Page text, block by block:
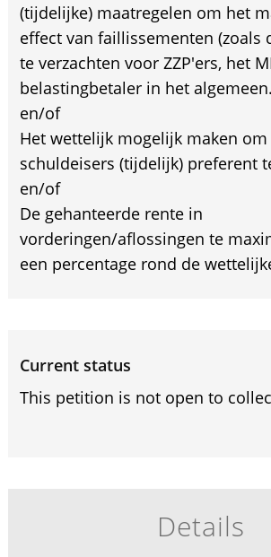
(tijdelijke) maatregelen om het
effect van faillissementen (zoals
te verzachten voor ZZP'ers, het
belastingbetaler in het algemeen.
en/of
Het wettelijk mogelijk maken
schuldeisers (tijdelijk) preferent
en/of
De gehanteerde rente in
vorderingen/aflossingen te
een percentage rond de
Current status
This petition is not open to
Details